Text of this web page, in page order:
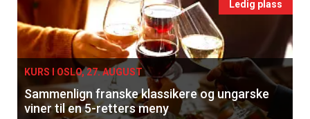
Ledig plass
KURS I OSLO, 27. AUGUST
Sammenlign franske klassikere og ungarske
viner til en 5-retters meny